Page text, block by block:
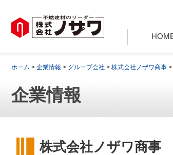
ホーム > 企業情報 > グループ会社 > 株式会社ノザワ商事 >
企業情報
株式会社ノザワ商事